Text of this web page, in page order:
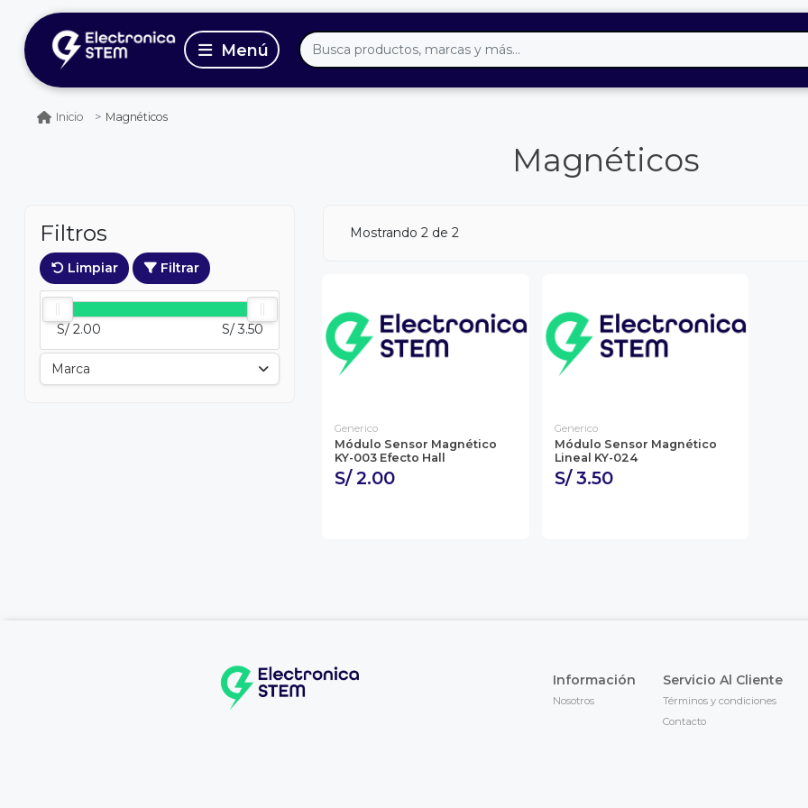
Inicio Magnéticos
Magnéticos
Filtros
Limpiar Filtrar
S/ 2.00 S/ 3.50
Marca
Mostrando 2 de 2
Generico
Módulo Sensor Magnético
KY-003 Efecto Hall
S/ 2.00
Generico
Módulo Sensor Magnético
Lineal KY-024
S/ 3.50
Información
Nosotros
Servicio Al Cliente
Términos y condiciones
Contacto